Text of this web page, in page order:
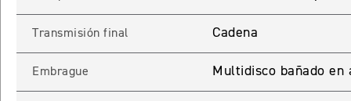
Precio desde $15.890.000
MOTO2
Transmisión final Cadena
Embrague Multidisco bañado en